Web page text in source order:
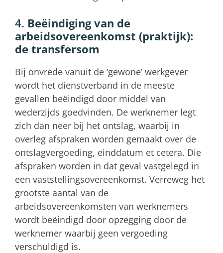
4. Beëindiging van de
arbeidsovereenkomst (praktijk):
de transfersom
Bij onvrede vanuit de ‘gewone’ werkgever
wordt het dienstverband in de meeste
gevallen beëindigd door middel van
wederzijds goedvinden. De werknemer legt
zich dan neer bij het ontslag, waarbij in
overleg afspraken worden gemaakt over de
ontslagvergoeding, einddatum et cetera. Die
afspraken worden in dat geval vastgelegd in
een vaststellingsovereenkomst. Verreweg het
grootste aantal van de
arbeidsovereenkomsten van werknemers
wordt beëindigd door opzegging door de
werknemer waarbij geen vergoeding
verschuldigd is.